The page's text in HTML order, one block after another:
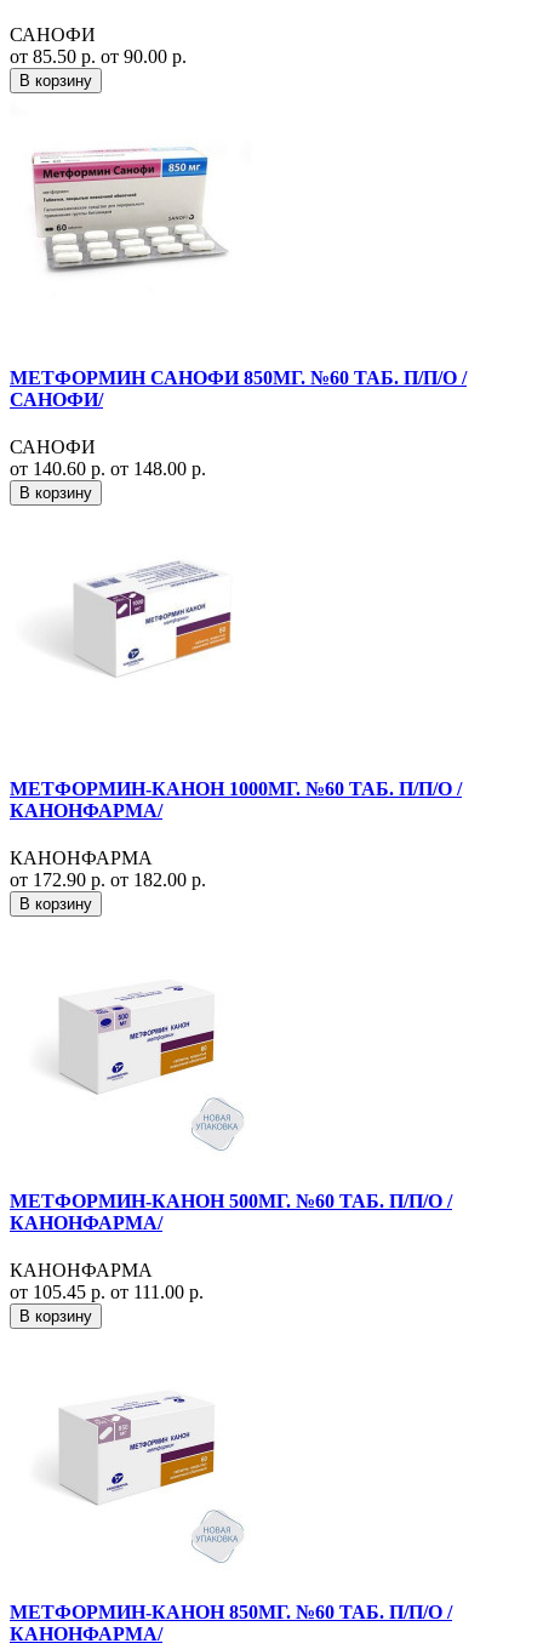
САНОФИ
от 85.50 р. от 90.00 р.
В корзину
МЕТФОРМИН САНОФИ 850МГ. №60 ТАБ. П/П/О /
САНОФИ/
САНОФИ
от 140.60 р. от 148.00 р.
В корзину
МЕТФОРМИН-КАНОН 1000МГ. №60 ТАБ. П/П/О /
КАНОНФАРМА/
КАНОНФАРМА
от 172.90 р. от 182.00 р.
В корзину
МЕТФОРМИН-КАНОН 500МГ. №60 ТАБ. П/П/О /
КАНОНФАРМА/
КАНОНФАРМА
от 105.45 р. от 111.00 р.
В корзину
МЕТФОРМИН-КАНОН 850МГ. №60 ТАБ. П/П/О /
КАНОНФАРМА/